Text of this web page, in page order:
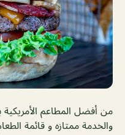
من أفضل المطاعم
والخدمة ممتازه و قائمة